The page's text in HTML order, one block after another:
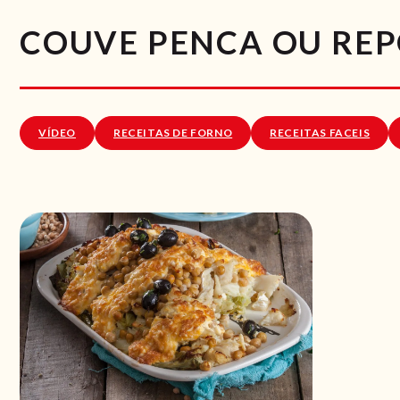
COUVE PENCA OU
VÍDEO RECEITAS DE FORNO RECEITAS FACEIS